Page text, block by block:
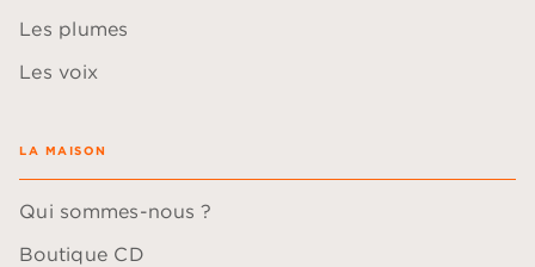
Les plumes
Les voix
LA MAISON
Qui sommes-nous ?
Boutique CD